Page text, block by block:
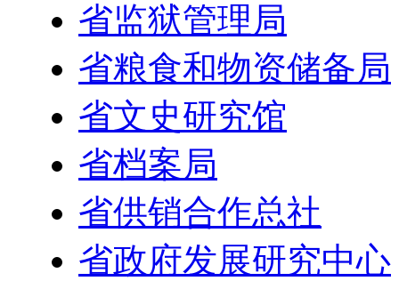
省监狱管理局
省粮食和物资储备局
省文史研究馆
省档案局
省供销合作总社
省政府发展研究中心